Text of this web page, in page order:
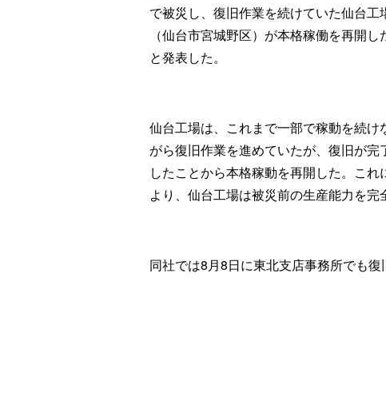
で被災し、復旧作業を続けていた仙台工
（仙台市宮城野区）が本格稼働を再開し
と発表した。
仙台工場は、これまで一部で稼動を続け
がら復旧作業を進めていたが、復旧が完
したことから本格稼動を再開した。これ
より、仙台工場は被災前の生産能力を完
同社では8月8日に東北支店事務所でも復